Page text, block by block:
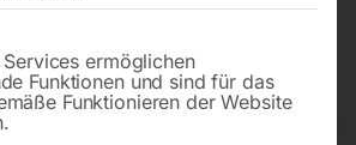
TKS 316 E (400
der Service-Gruppen, für die eine
Services ermöglichen
Funktionen und sind für das
Funktionieren der Website